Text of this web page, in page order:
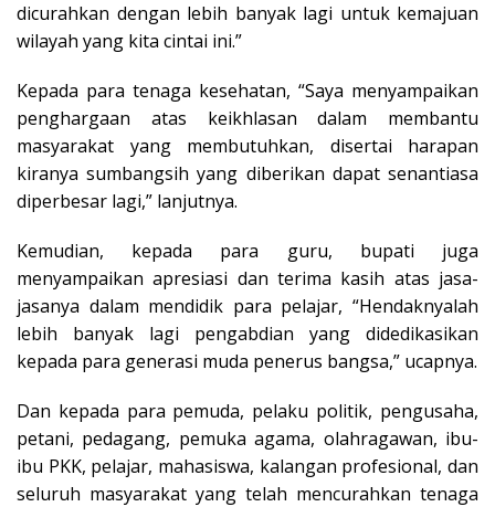
dicurahkan dengan lebih banyak lagi untuk kemajuan
wilayah yang kita cintai ini.”
Kepada para tenaga kesehatan, “Saya menyampaikan
penghargaan atas keikhlasan dalam membantu
masyarakat yang membutuhkan, disertai harapan
kiranya sumbangsih yang diberikan dapat senantiasa
diperbesar lagi,” lanjutnya.
Kemudian, kepada para guru, bupati juga
menyampaikan apresiasi dan terima kasih atas jasa-
jasanya dalam mendidik para pelajar, “Hendaknyalah
lebih banyak lagi pengabdian yang didedikasikan
kepada para generasi muda penerus bangsa,” ucapnya.
Dan kepada para pemuda, pelaku politik, pengusaha,
petani, pedagang, pemuka agama, olahragawan, ibu-
ibu PKK, pelajar, mahasiswa, kalangan profesional, dan
seluruh masyarakat yang telah mencurahkan tenaga